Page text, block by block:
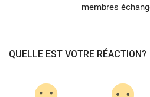
membres
QUELLE EST VOTRE RÉACTION?